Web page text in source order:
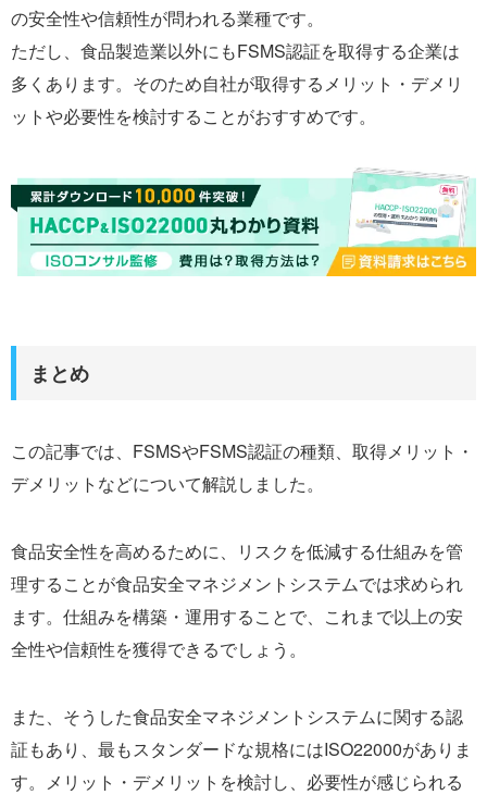
の安全性や信頼性が問われる業種です。
ただし、食品製造業以外にもFSMS認証を取得する企業は
多くあります。そのため自社が取得するメリット・デメリ
ットや必要性を検討することがおすすめです。
まとめ
この記事では、FSMSやFSMS認証の種類、取得メリット・
デメリットなどについて解説しました。
食品安全性を高めるために、リスクを低減する仕組みを管
理することが食品安全マネジメントシステムでは求められ
ます。仕組みを構築・運用することで、これまで以上の安
全性や信頼性を獲得できるでしょう。
また、そうした食品安全マネジメントシステムに関する認
証もあり、最もスタンダードな規格にはISO22000がありま
す。メリット・デメリットを検討し、必要性が感じられる